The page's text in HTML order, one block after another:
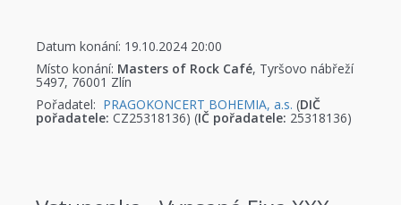
Datum konání: 19.10.2024 20:00
Místo konání: Masters of Rock Café, Tyršovo nábřeží
5497, 76001 Zlín
Pořadatel: PRAGOKONCERT BOHEMIA, a.s. (DIČ
pořadatele: CZ25318136) (IČ pořadatele: 25318136)